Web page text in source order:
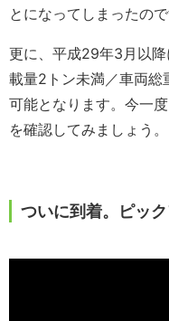
とになってしまったので
更に、平成29年3月以
載量2トン未満／車両
可能となります。今一
を確認してみましょう。
ついに到着。ピッ